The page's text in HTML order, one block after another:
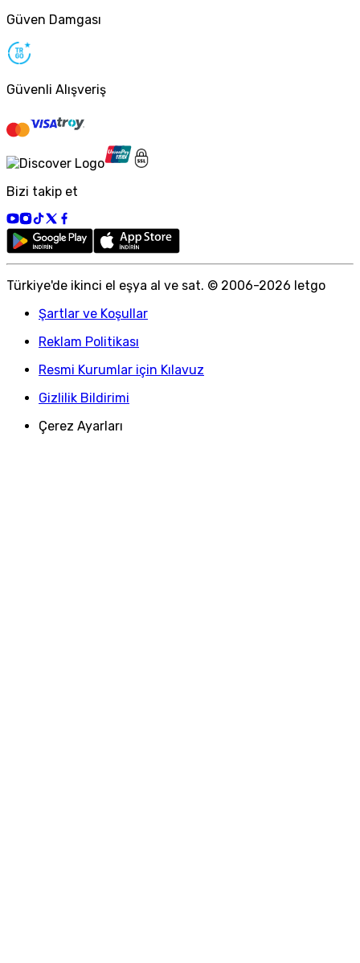
Güven Damgası
Güvenli Alışveriş
Bizi takip et
Türkiye'de ikinci el eşya al ve sat. © 2006-2026 letgo
Şartlar ve Koşullar
Reklam Politikası
Resmi Kurumlar için Kılavuz
Gizlilik Bildirimi
Çerez Ayarları